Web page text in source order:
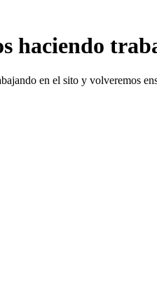
haciendo
en el sito y volveremos